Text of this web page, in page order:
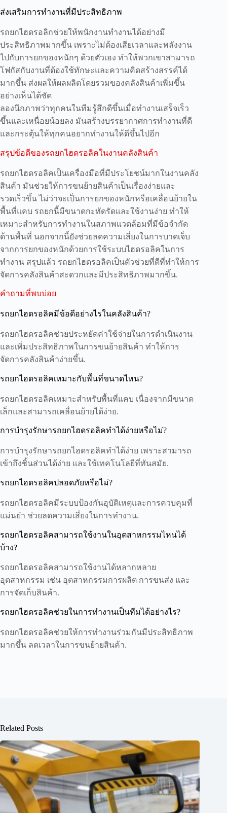
ส่งเสริมการทำงานที่มีประสิทธิภาพ
รถยกไฮดรอลิกช่วยให้พนักงานทำงานได้อย่างมี
ประสิทธิภาพมากขึ้น เพราะไม่ต้องเสียเวลาและพลังงาน
ไปกับการยกของหนักๆ ด้วยตัวเอง ทำให้พวกเขาสามารถ
โฟกัสกับงานที่ต้องใช้ทักษะและความคิดสร้างสรรค์ได้
มากขึ้น ส่งผลให้ผลผลิตโดยรวมของคลังสินค้าเพิ่มขึ้น
อย่างเห็นได้ชัด
ลองนึกภาพว่าทุกคนในทีมรู้สึกดีขึ้นเมื่อทำงานเสร็จเร็ว
ขึ้นและเหนื่อยน้อยลง มันสร้างบรรยากาศการทำงานที่ดี
และกระตุ้นให้ทุกคนอยากทำงานให้ดีขึ้นไปอีก
สรุปข้อดีของรถยกไฮดรอลิคในงานคลังสินค้า
รถยกไฮดรอลิคเป็นเครื่องมือที่มีประโยชน์มากในงานคลัง
สินค้า มันช่วยให้การขนย้ายสินค้าเป็นเรื่องง่ายและ
รวดเร็วขึ้น ไม่ว่าจะเป็นการยกของหนักหรือเคลื่อนย้ายใน
พื้นที่แคบ รถยกนี้มีขนาดกะทัดรัดและใช้งานง่าย ทำให้
เหมาะสำหรับการทำงานในสภาพแวดล้อมที่มีข้อจำกัด
ด้านพื้นที่ นอกจากนี้ยังช่วยลดความเสี่ยงในการบาดเจ็บ
จากการยกของหนักด้วยการใช้ระบบไฮดรอลิคในการ
ทำงาน สรุปแล้ว รถยกไฮดรอลิคเป็นตัวช่วยที่ดีที่ทำให้การ
จัดการคลังสินค้าสะดวกและมีประสิทธิภาพมากขึ้น.
คำถามที่พบบ่อย
รถยกไฮดรอลิคมีข้อดีอย่างไรในคลังสินค้า?
รถยกไฮดรอลิคช่วยประหยัดค่าใช้จ่ายในการดำเนินงาน
และเพิ่มประสิทธิภาพในการขนย้ายสินค้า ทำให้การ
จัดการคลังสินค้าง่ายขึ้น.
รถยกไฮดรอลิคเหมาะกับพื้นที่ขนาดไหน?
รถยกไฮดรอลิคเหมาะสำหรับพื้นที่แคบ เนื่องจากมีขนาด
เล็กและสามารถเคลื่อนย้ายได้ง่าย.
การบำรุงรักษารถยกไฮดรอลิคทำได้ง่ายหรือไม่?
การบำรุงรักษารถยกไฮดรอลิคทำได้ง่าย เพราะสามารถ
เข้าถึงชิ้นส่วนได้ง่าย และใช้เทคโนโลยีที่ทันสมัย.
รถยกไฮดรอลิคปลอดภัยหรือไม่?
รถยกไฮดรอลิคมีระบบป้องกันอุบัติเหตุและการควบคุมที่
แม่นยำ ช่วยลดความเสี่ยงในการทำงาน.
รถยกไฮดรอลิคสามารถใช้งานในอุตสาหกรรมไหนได้
บ้าง?
รถยกไฮดรอลิคสามารถใช้งานได้หลากหลาย
อุตสาหกรรม เช่น อุตสาหกรรมการผลิต การขนส่ง และ
การจัดเก็บสินค้า.
รถยกไฮดรอลิคช่วยในการทำงานเป็นทีมได้อย่างไร?
รถยกไฮดรอลิคช่วยให้การทำงานร่วมกันมีประสิทธิภาพ
มากขึ้น ลดเวลาในการขนย้ายสินค้า.
Related Posts